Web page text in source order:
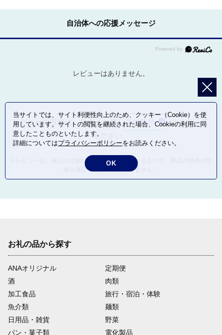
自治体への応援メッセージ
レビューはありません。
レビューの投稿は、ログイン後 寄付履歴
から行って
ください。
※レビューは、個人の主観による感想・体感によるもので、商品の効果や性
能を保証するものではありません。
お礼の品から探す
ANAオリジナル
定期便
酒
肉類
加工食品
旅行・宿泊・体験
魚介類
麺類
日用品・雑貨
野菜
パン・菓子類
電化製品
当サイトでは、サイト利便性向上のため、クッキー（Cookie）を使
用しています。サイトの閲覧を継続された場合、Cookieの利用に同
意したことものといたします。
詳細についてはプライバシーポリシーをお読みください。
OK